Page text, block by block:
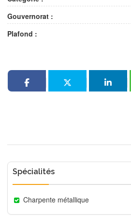
Gouvernorat :
Plafond :
Spécialités
Charpente métallique